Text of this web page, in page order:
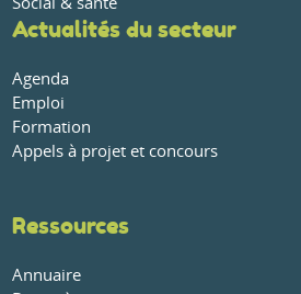
Actualités du secteur
Agenda
Emploi
Formation
Appels à projet et concours
Ressources
Annuaire